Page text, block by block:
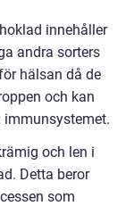
innehåller
andra sorters
hälsan då de
och kan
och len i
Detta beror
som